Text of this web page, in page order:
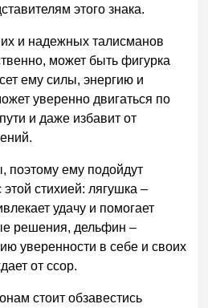
этого знака.
и надежных талисманов
может быть фигурка
ему силы, энергию и
уверенно двигаться по
и даже избавит от
поэтому ему подойдут
стихией: лягушка –
удачу и помогает
решения, дельфин –
уверенности в себе и своих
от ссор.
стоит обзавестись